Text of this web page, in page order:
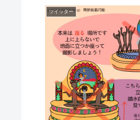
ツイッター